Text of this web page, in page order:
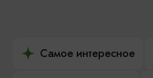
Самое интересное